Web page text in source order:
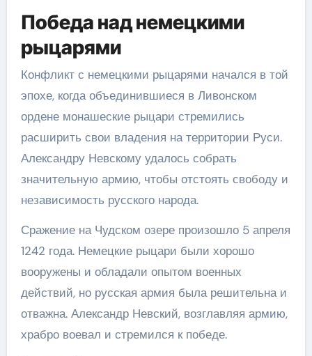
Победа над немецкими
рыцарями
Конфликт с немецкими рыцарями начался в той
эпохе, когда объединившиеся в Ливонском
ордене монашеские рыцари стремились
расширить свои владения на территории Руси.
Александру Невскому удалось собрать
значительную армию, чтобы отстоять свободу и
независимость русского народа.
Сражение на Чудском озере произошло 5 апреля
1242 года. Немецкие рыцари были хорошо
вооружены и обладали опытом военных
действий, но русская армия была решительна и
отважна. Александр Невский, возглавляя армию,
храбро воевал и стремился к победе.